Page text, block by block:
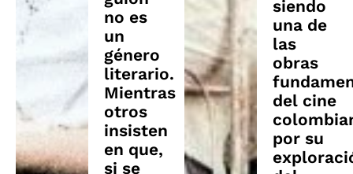
no es
un
género
literario.
Mientras
otros
insisten
en que,
si se
siendo
una de
las
obras
del cine
por su